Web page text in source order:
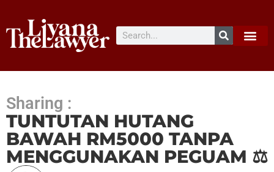
Sharing :
TUNTUTAN HUTANG
BAWAH RM5000 TANPA
MENGGUNAKAN PEGUAM ⚖